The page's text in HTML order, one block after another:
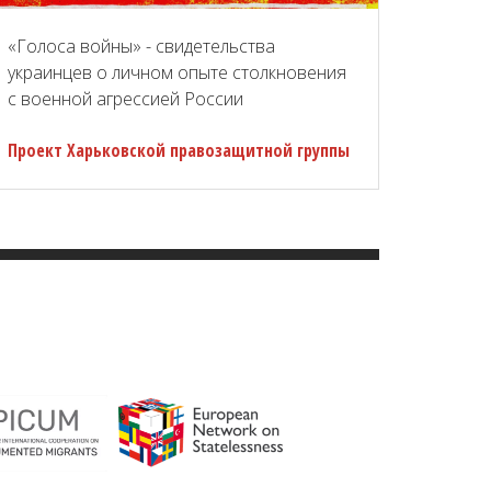
«Голоса войны» - свидетельства
украинцев о личном опыте столкновения
с военной агрессией России
Проект Харьковской правозащитной группы